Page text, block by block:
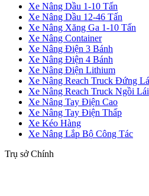
Xe Nâng Dầu 1-10 Tấn
Xe Nâng Dầu 12-46 Tấn
Xe Nâng Xăng Ga 1-10 Tấn
Xe Nâng Container
Xe Nâng Điện 3 Bánh
Xe Nâng Điện 4 Bánh
Xe Nâng Điện Lithium
Xe Nâng Reach Truck Đứng
Xe Nâng Reach Truck Ngồi Lái
Xe Nâng Tay Điện Cao
Xe Nâng Tay Điện Thấp
Xe Kéo Hàng
Xe Nâng Lắp Bộ Công Tác
Trụ sở Chính